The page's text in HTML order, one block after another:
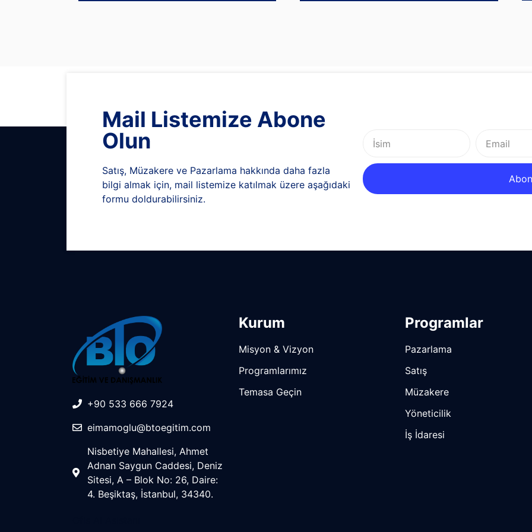
Mail Listemize Abone
Olun
Satış, Müzakere ve Pazarlama hakkında daha fazla
bilgi almak için, mail listemize katılmak üzere aşağıdaki
formu doldurabilirsiniz.
+90 533 666 7924
eimamoglu@btoegitim.com
Nisbetiye Mahallesi, Ahmet
Adnan Saygun Caddesi, Deniz
Sitesi, A – Blok No: 26, Daire:
4. Beşiktaş, İstanbul, 34340.
Kurum
Misyon & Vizyon
Programlarımız
Temasa Geçin
Programlar
Pazarlama
Satış
Müzakere
Yöneticilik
İş İdaresi